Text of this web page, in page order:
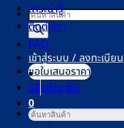
Products
search
เข้าสู่ระบบ / ลงทะเบียน
0
ตะกร้าสินค้า
สาระน่ารู้
ติดต่อเรา
FAQ
ขอใบเสนอราคา
แจ้งชำระเงิน
ค้นหา: